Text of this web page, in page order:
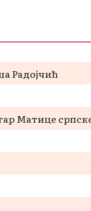
Радојчић
Матице